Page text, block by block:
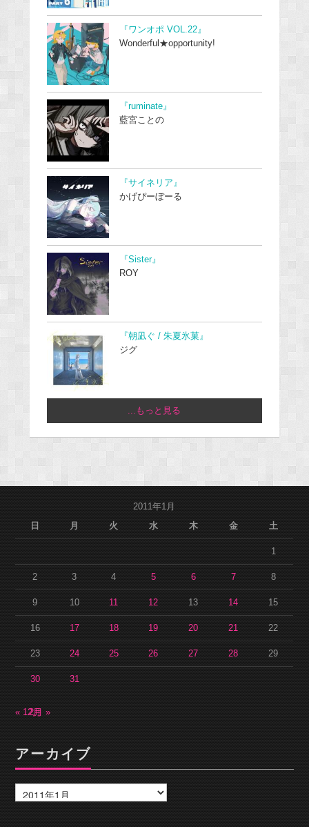
『ワンオポ VOL.22』
Wonderful★opportunity!
『ruminate』
藍宮ことの
『サイネリア』
かげぴーぼーる
『Sister』
ROY
『朝凪ぐ / 朱夏氷菓』
ジグ
...もっと見る
2011年1月
日
月 火 水 木 金 土
1
2 3 4 5 6 7 8
9 10 11 12 13 14 15
16 17 18 19 20 21 22
23 24 25 26 27 28 29
30 31
« 12月2月 »
アーカイブ
ー
カ